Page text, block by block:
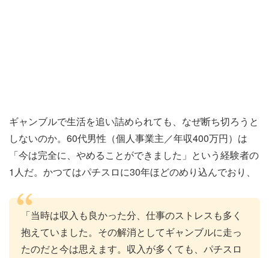
ギャンブルで生活を追い詰められても、なぜ断ち切ろうと
しないのか。60代男性（個人事業主／年収400万円）は
「今は完全に、やめることができました」という経験者の
1人だ。かつてはパチスロに30年ほどのめり込んでおり、
「当時は収入も良かった分、仕事のストレスも多く
抱えていました。その解消としてギャンブルに走っ
たのだと今は思えます。収入が多くても、パチスロ